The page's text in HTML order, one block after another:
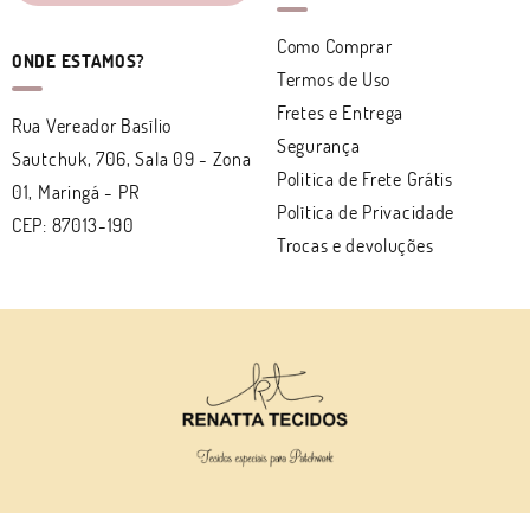
ONDE ESTAMOS?
Rua Vereador Basílio
Sautchuk, 706, Sala 09 - Zona
01, Maringá - PR
CEP: 87013-190
Como Comprar
Termos de Uso
Fretes e Entrega
Segurança
Politica de Frete Grátis
Política de Privacidade
Trocas e devoluções